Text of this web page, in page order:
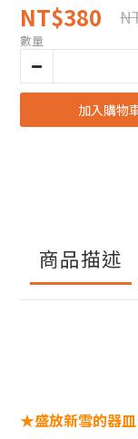
NT$380
數量
加入購物
商品描述
★盛放新雪的器皿